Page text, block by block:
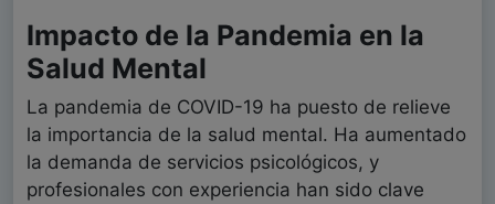
Impacto de la Pandemia en la
Salud Mental
La pandemia de COVID-19 ha puesto de relieve
la importancia de la salud mental. Ha aumentado
la demanda de servicios psicológicos, y
profesionales con experiencia han sido clave